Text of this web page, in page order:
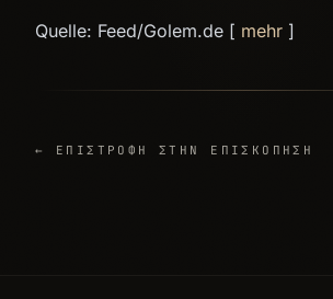
Quelle: Feed/Golem.de [ mehr ]
← ΕΠΙΣΤΡΟΦΉ ΣΤΗΝ ΕΠΙΣΚΌΠΗΣΗ